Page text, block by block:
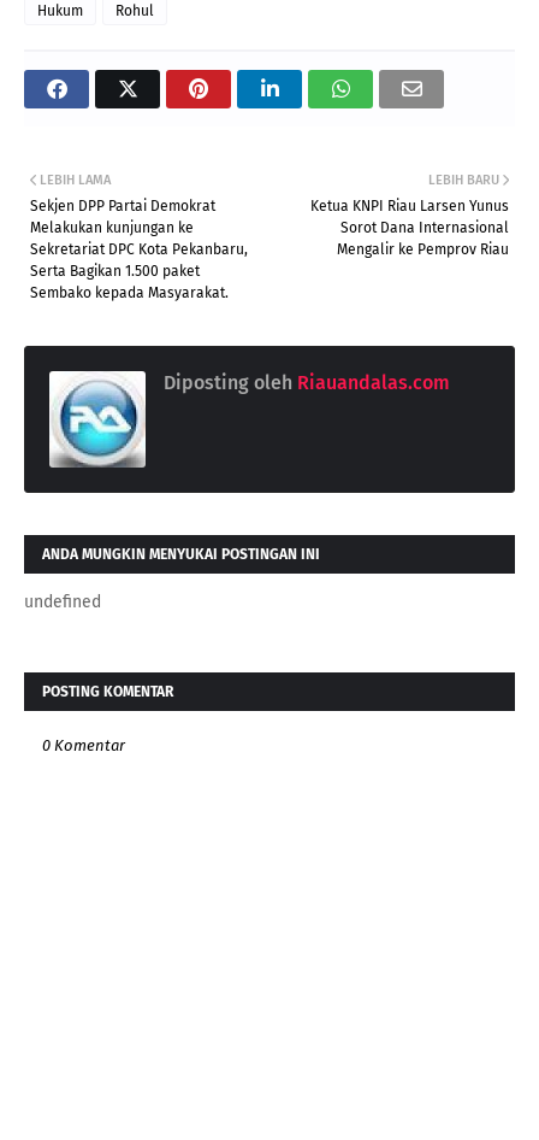
Hukum Rohul
LEBIH BARU
Ketua KNPI Riau Larsen Yunus
Sorot Dana Internasional
Mengalir ke Pemprov Riau
LEBIH LAMA
Sekjen DPP Partai Demokrat
Melakukan kunjungan ke
Sekretariat DPC Kota Pekanbaru,
Serta Bagikan 1.500 paket
Sembako kepada Masyarakat.
Diposting oleh Riauandalas.com
ANDA MUNGKIN MENYUKAI POSTINGAN INI
undefined
POSTING KOMENTAR
0 Komentar